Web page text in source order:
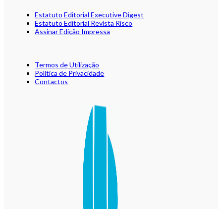
Estatuto Editorial Executive Digest
Estatuto Editorial Revista Risco
Assinar Edição Impressa
Termos de Utilização
Política de Privacidade
Contactos